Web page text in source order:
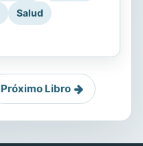
Salud
Próximo Libro